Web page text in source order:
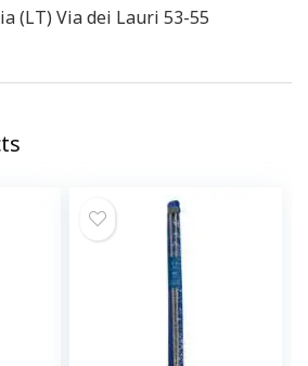
(LT) Via dei Lauri 53-55